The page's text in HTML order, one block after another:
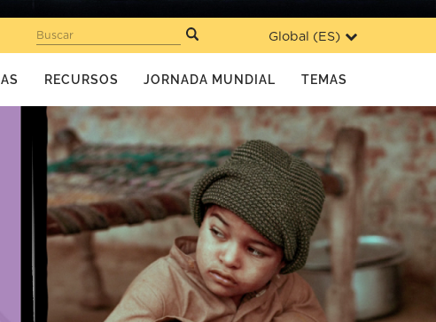
Global (ES)
Buscar
RECURSOS JORNADA MUNDIAL TEMAS